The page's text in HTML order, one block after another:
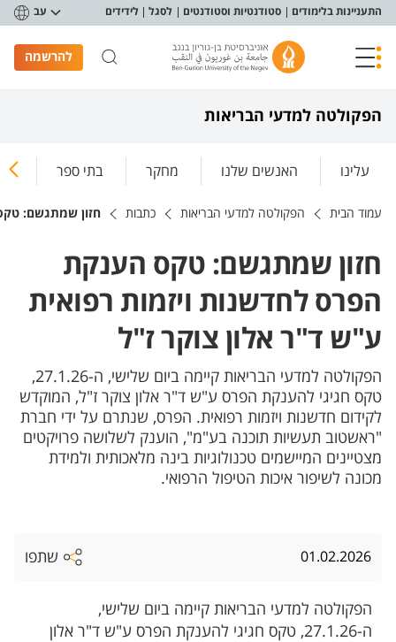
תפריט נגישות
התעניינות בלימודים סטודנטיות וסטודנטים לסגל לידידים עב
להרשמה
הפקולטה למדעי הבריאות
עלינו האנשים שלנו מחקר בתי ספר
עמוד הבית הפקולטה למדעי הבריאות כתבות חזון שמתגשם:
חזון שמתגשם: טקס הענקת
הפרס לחדשנות ויזמות רפואית
ע"ש ד"ר אלון צוקר ז"ל
הפקולטה למדעי הבריאות קיימה ביום שלישי, ה-27.1.26,
טקס חגיגי להענקת הפרס ע"ש ד"ר אלון צוקר ז"ל, המוקדש
לקידום חדשנות ויזמות רפואית. הפרס, שנתרם על ידי חברת
"ראשטוב תעשיות תוכנה בע"מ", הוענק לשלושה פרויקטים
מצטיינים המיישמים טכנולוגיות בינה מלאכותית ולמידת
מכונה לשיפור איכות הטיפול הרפואי.
01.02.2026 שתפו
הפקולטה למדעי הבריאות קיימה ביום שלישי,
ה-27.1.26, טקס חגיגי להענקת הפרס ע"ש ד"ר אלון